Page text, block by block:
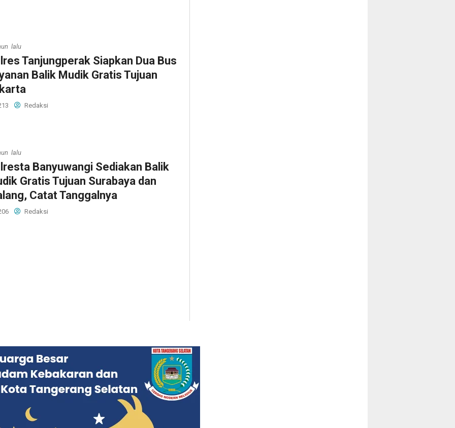
lalu
Tanjungperak Siapkan Dua Bus
Balik Mudik Gratis Tujuan
Redaksi
lalu
Banyuwangi Sediakan Balik
Gratis Tujuan Surabaya dan
Catat Tanggalnya
Redaksi